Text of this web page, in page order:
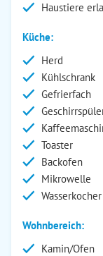
Haustiere
Küche:
Herd
Kühlschrank
Gefrierfach
Toaster
Backofen
Mikrowelle
Wasserkocher
Wohnbereich:
Kamin/Ofen